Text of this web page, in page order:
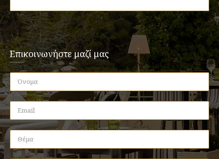
Επικοινωνήστε μαζί μας